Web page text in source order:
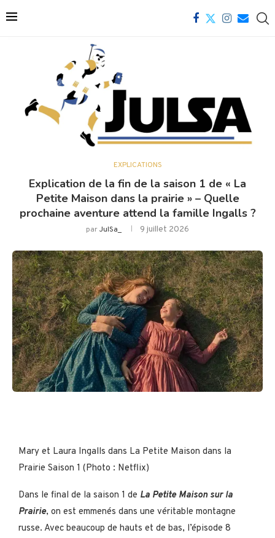
EXPLICATIONS
Explication de la fin de la saison 1 de « La
Petite Maison dans la prairie » – Quelle
prochaine aventure attend la famille Ingalls ?
parJulSa_ 9 juillet 2026
Mary et Laura Ingalls dans La Petite Maison dans la
Prairie Saison 1 (Photo : Netflix)
Dans le final de la saison 1 de La Petite Maison sur la
Prairie, on est emmenés dans une véritable montagne
russe. Avec beaucoup de hauts et de bas, l’épisode 8